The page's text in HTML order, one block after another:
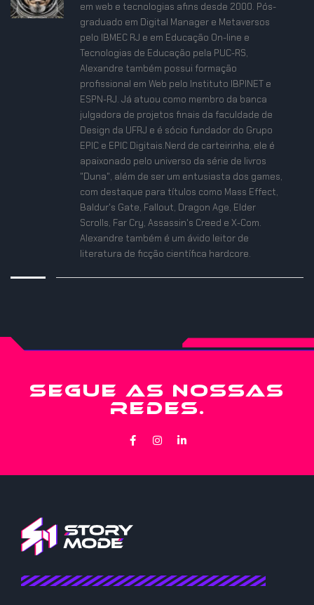
em web e tecnologias afins desde 2000. Pós-
graduado em Digital Manager e Metaversos
pelo IBMEC RJ e em Educação On-line e
Tecnologias de Educação pela PUC-RS,
Alexandre também possui formação
profissional em Web pelo Instituto IBPINET e
ESPN-RJ. Já atuou como membro da banca
julgadora de projetos finais da faculdade de
Design da UFRJ e é sócio fundador do Grupo
EPIC e EPIC Digitais.Nerd de carteirinha, ele é
apaixonado pelo universo da série de livros
"Duna", além de ser um entusiasta dos games,
com destaque para títulos como Mass Effect,
Baldur's Gate, Fallout, Dragon Age, Elder
Scrolls, Far Cry, Assassin's Creed e X-Com.
Alexandre também é um ávido leitor de
literatura de ficção científica hardcore.
SEGUE AS NOSSAS
REDES.